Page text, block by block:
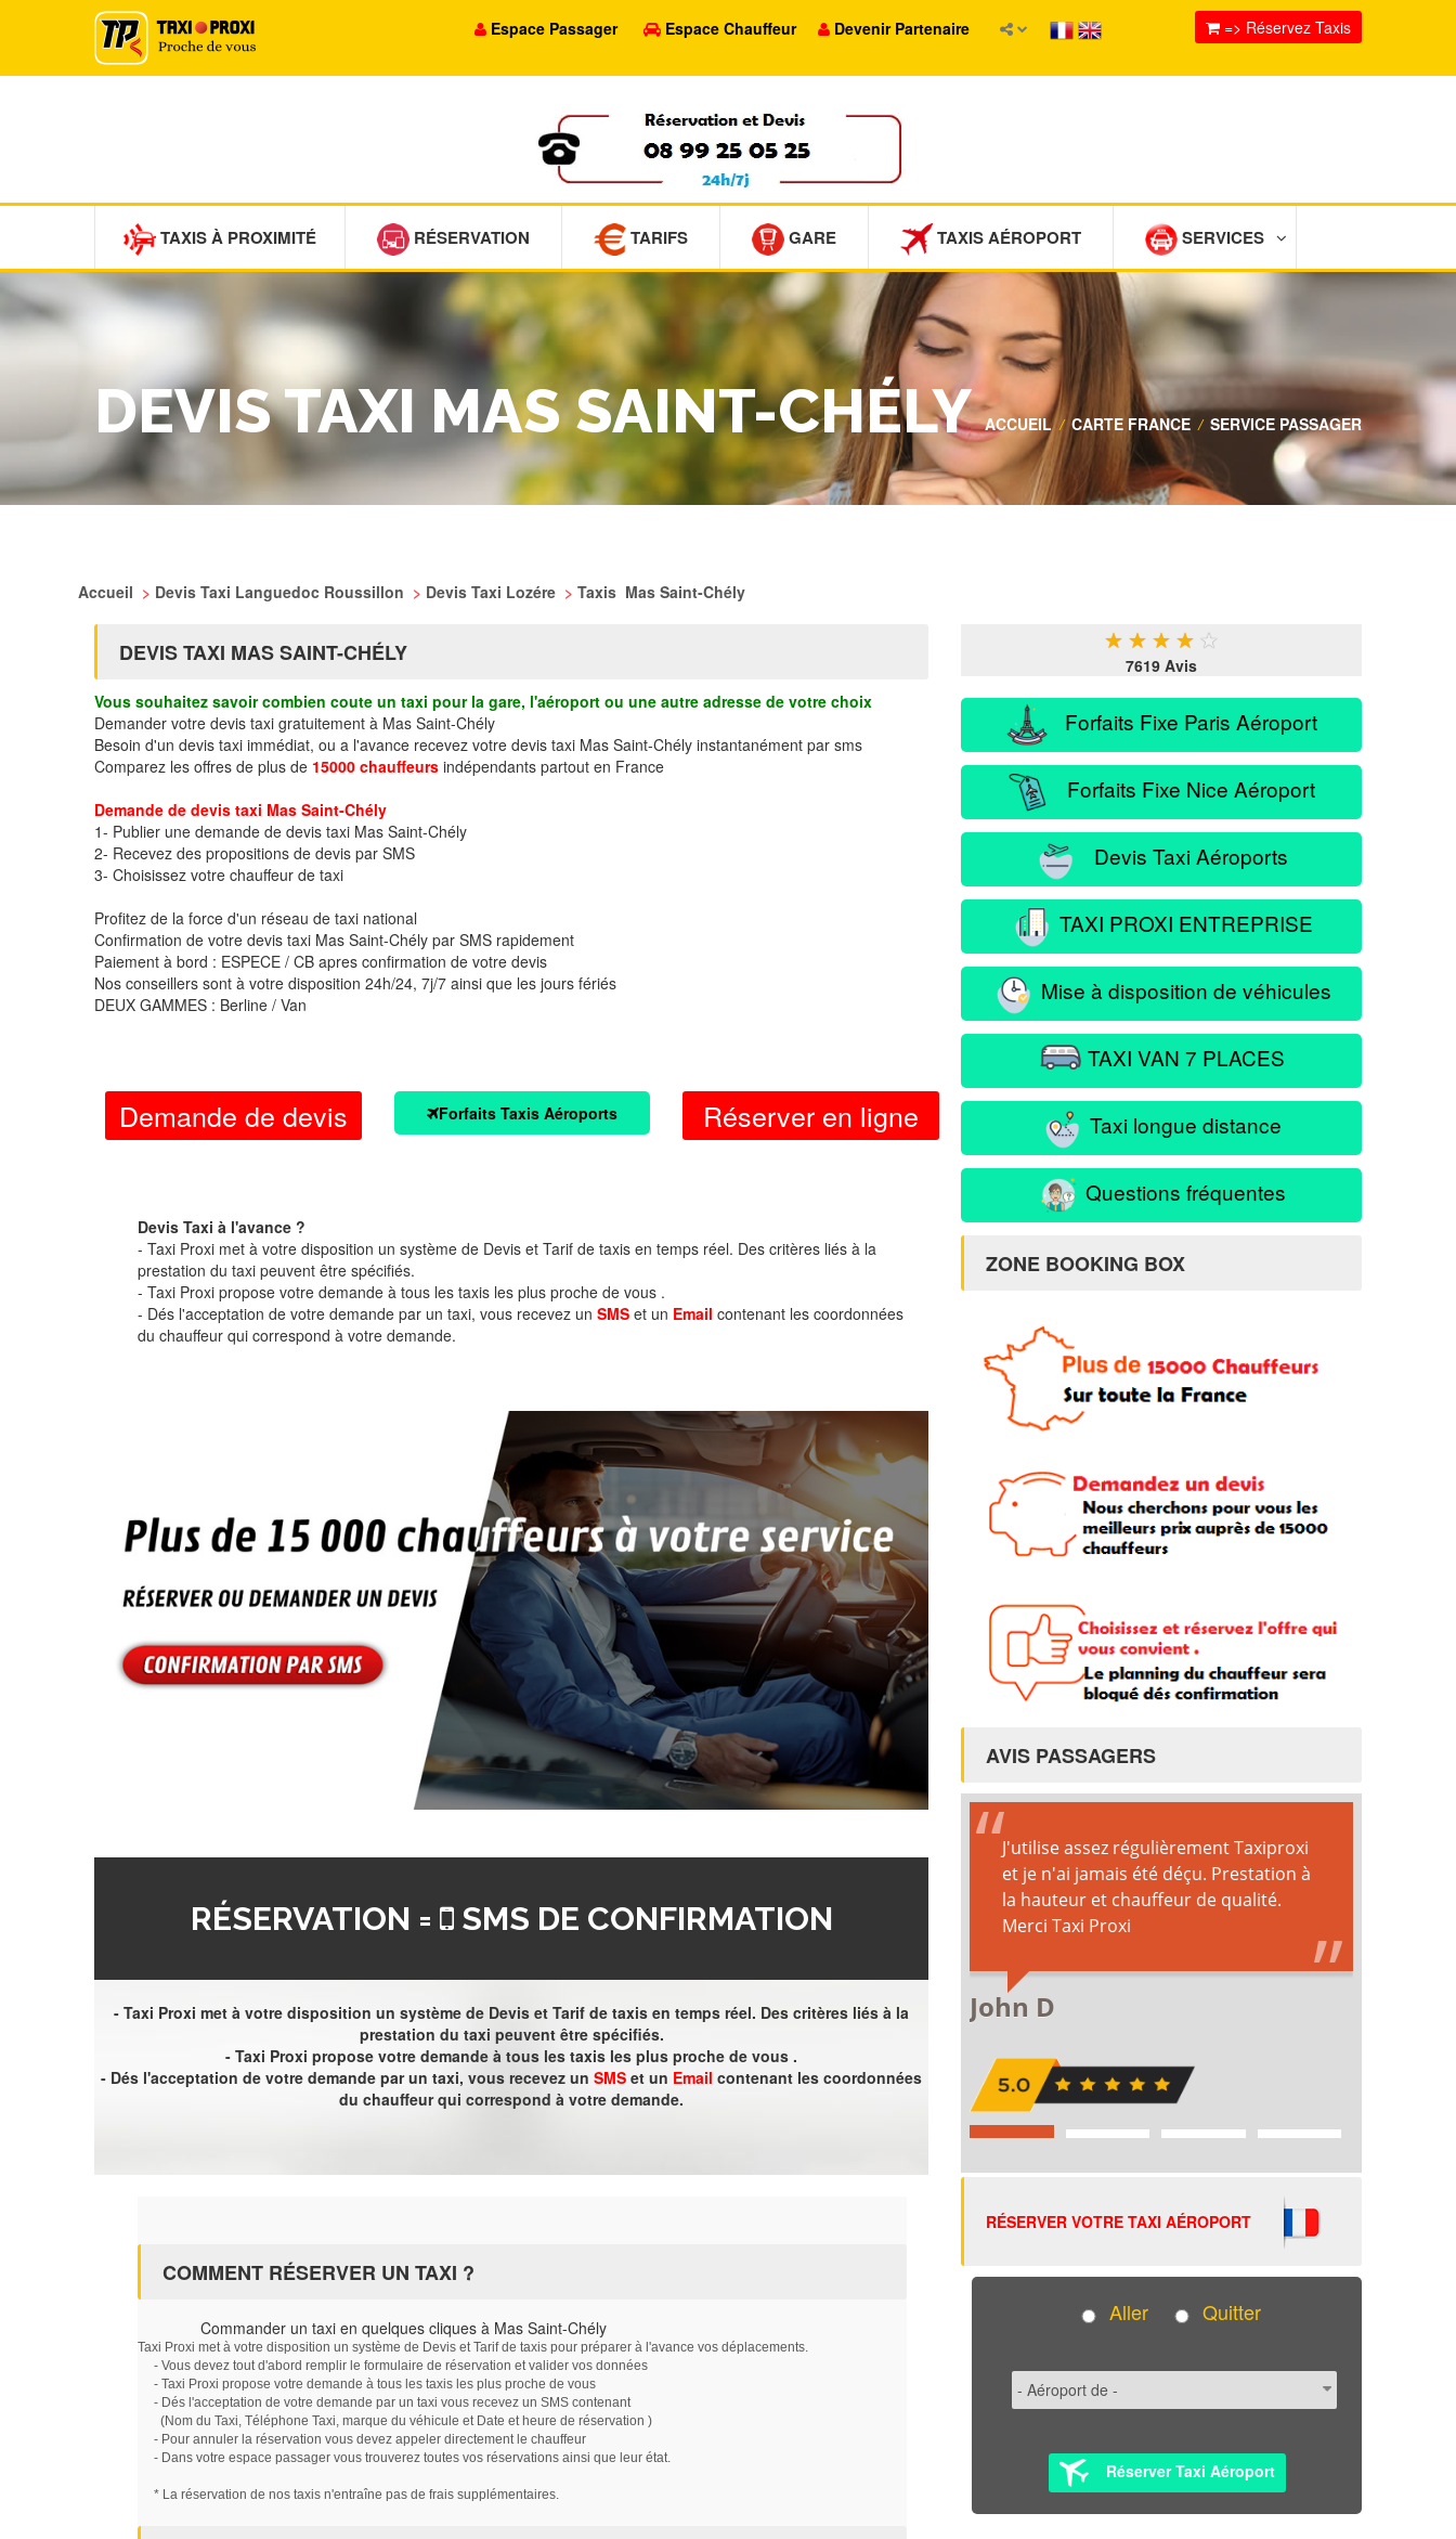
Espace Passager Espace Chauffeur Devenir Partenaire => Réservez Taxis
TAXIS À PROXIMITÉ RÉSERVATION TARIFS GARE TAXIS AÉROPORT SERVICES
DEVIS TAXI MAS SAINT-CHÉLY ACCUEIL / CARTE FRANCE / SERVICE PASSAGER
Accueil > Devis Taxi Languedoc Roussillon > Devis Taxi Lozére > Taxis Mas Saint-Chély
DEVIS TAXI MAS SAINT-CHÉLY
Vous souhaitez savoir combien coute un taxi pour la gare, l'aéroport ou une autre adresse de votre choix
Demander votre devis taxi gratuitement à Mas Saint-Chély
Besoin d'un devis taxi immédiat, ou a l'avance recevez votre devis taxi Mas Saint-Chély instantanément par sms
Comparez les offres de plus de 15000 chauffeurs indépendants partout en France
Demande de devis taxi Mas Saint-Chély
1- Publier une demande de devis taxi Mas Saint-Chély
2- Recevez des propositions de devis par SMS
3- Choisissez votre chauffeur de taxi
Profitez de la force d'un réseau de taxi national
Confirmation de votre devis taxi Mas Saint-Chély par SMS rapidement
Paiement à bord : ESPECE / CB apres confirmation de votre devis
Nos conseillers sont à votre disposition 24h/24, 7j/7 ainsi que les jours fériés
DEUX GAMMES : Berline / Van
Demande de devis Forfaits Taxis Aéroports Réserver en ligne
Devis Taxi à l'avance ?
- Taxi Proxi met à votre disposition un système de Devis et Tarif de taxis en temps réel. Des critères liés à la
prestation du taxi peuvent être spécifiés.
- Taxi Proxi propose votre demande à tous les taxis les plus proche de vous .
- Dés l'acceptation de votre demande par un taxi, vous recevez un SMS et un Email contenant les coordonnées
du chauffeur qui correspond à votre demande.
RÉSERVATION = SMS DE CONFIRMATION
- Taxi Proxi met à votre disposition un système de Devis et Tarif de taxis en temps réel. Des critères liés à la
prestation du taxi peuvent être spécifiés.
- Taxi Proxi propose votre demande à tous les taxis les plus proche de vous .
- Dés l'acceptation de votre demande par un taxi, vous recevez un SMS et un Email contenant les coordonnées
du chauffeur qui correspond à votre demande.
COMMENT RÉSERVER UN TAXI ?
Commander un taxi en quelques cliques à Mas Saint-Chély
Taxi Proxi met à votre disposition un système de Devis et Tarif de taxis pour préparer à l'avance vos déplacements.
- Vous devez tout d'abord remplir le formulaire de réservation et valider vos données
- Taxi Proxi propose votre demande à tous les taxis les plus proche de vous
- Dés l'acceptation de votre demande par un taxi vous recevez un SMS contenant
(Nom du Taxi, Téléphone Taxi, marque du véhicule et Date et heure de réservation )
- Pour annuler la réservation vous devez appeler directement le chauffeur
- Dans votre espace passager vous trouverez toutes vos réservations ainsi que leur état.
* La réservation de nos taxis n'entraîne pas de frais supplémentaires.
★ ★ ★ ★ ★
7619 Avis
Forfaits Fixe Paris Aéroport
Forfaits Fixe Nice Aéroport
Devis Taxi Aéroports
TAXI PROXI ENTREPRISE
Mise à disposition de véhicules
TAXI VAN 7 PLACES
Taxi longue distance
Questions fréquentes
ZONE BOOKING BOX
AVIS PASSAGERS
RÉSERVER VOTRE TAXI AÉROPORT
Aller Quitter
Réserver Taxi Aéroport